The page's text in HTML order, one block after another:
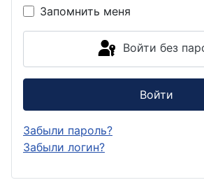
Запомнить меня
Войти без
Войти
Забыли пароль?
Забыли логин?